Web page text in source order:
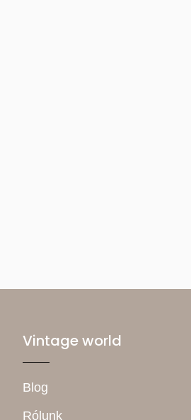
Vintage world
Blog
Rólunk